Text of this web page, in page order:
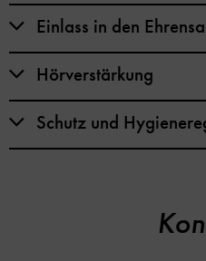
Einlass in den
Hörverstärkung
Schutz und